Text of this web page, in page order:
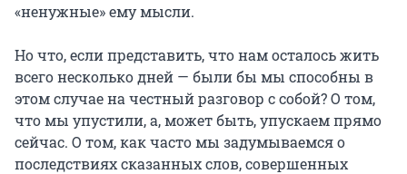
«ненужные» ему мысли.
Но что, если представить, что нам осталось жить
всего несколько дней — были бы мы способны в
этом случае на честный разговор с собой? О том,
что мы упустили, а, может быть, упускаем прямо
сейчас. О том, как часто мы задумываемся о
последствиях сказанных слов, совершенных